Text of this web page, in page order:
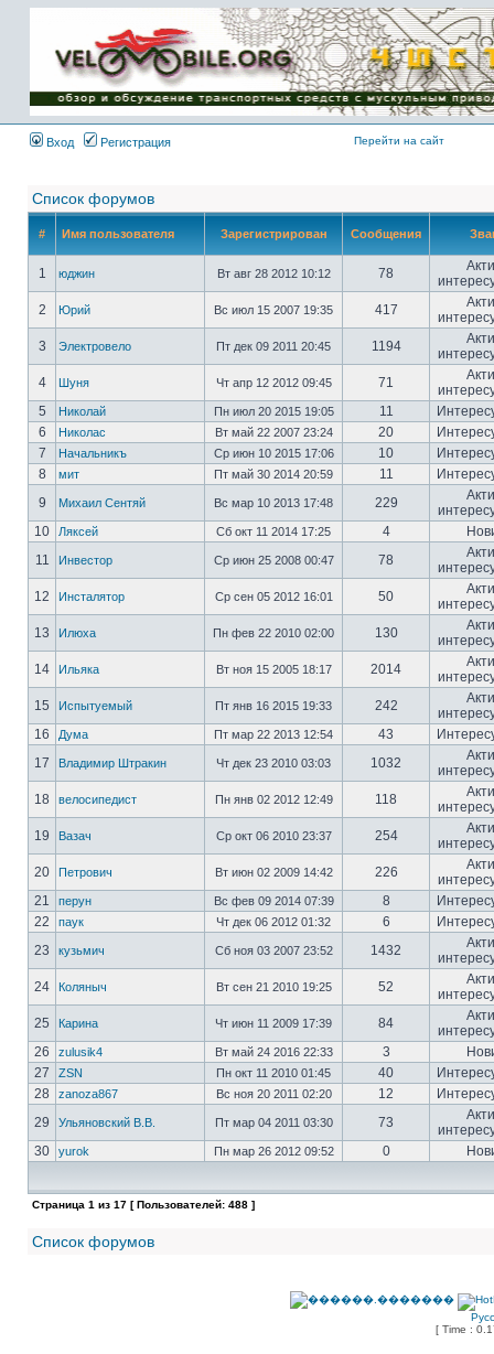
Имя пользователя:
Пароль:
{ LOG_ME_IN_SHORT
}
Вход
Регистрация Перейти на сайт
Список форумов
# Имя пользователя Зарегистрирован Сообщения
1 юджин Вт авг 28 2012 10:12 78
2
Юрий Вс июл 15 2007 19:35 417
3
Электровело Пт дек 09 2011 20:45 1194
4
Шуня Чт апр 12 2012 09:45 71
5
Николай Пн июл 20 2015 19:05 11
6
Николас Вт май 22 2007 23:24 20
7
Начальникъ Ср июн 10 2015 17:06 10
8
мит Пт май 30 2014 20:59 11
9
Михаил Сентяй Вс мар 10 2013 17:48 229
10
Ляксей Сб окт 11 2014 17:25 4
11
Инвестор Ср июн 25 2008 00:47 78
12
Инсталятор Ср сен 05 2012 16:01 50
13
Илюха Пн фев 22 2010 02:00 130
14
Ильяка Вт ноя 15 2005 18:17 2014
15
Испытуемый Пт янв 16 2015 19:33 242
16
Дума Пт мар 22 2013 12:54 43
17
Владимир Штракин Чт дек 23 2010 03:03 1032
18
велосипедист Пн янв 02 2012 12:49 118
19
Вазач Ср окт 06 2010 23:37 254
20
Петрович Вт июн 02 2009 14:42 226
21
перун Вс фев 09 2014 07:39 8
22
паук Чт дек 06 2012 01:32 6
23
кузьмич Сб ноя 03 2007 23:52 1432
24
Коляныч Вт сен 21 2010 19:25 52
25
Карина Чт июн 11 2009 17:39 84
26
zulusik4 Вт май 24 2016 22:33 3
27
ZSN Пн окт 11 2010 01:45 40
28
zanoza867 Вс ноя 20 2011 02:20 12
29
Ульяновский В.В. Пт мар 04 2011 03:30 73
30
yurok Пн мар 26 2012 09:52 0
Страница 1 из 17 [ Пользователей: 488 ]
Список форумов
[ Time :